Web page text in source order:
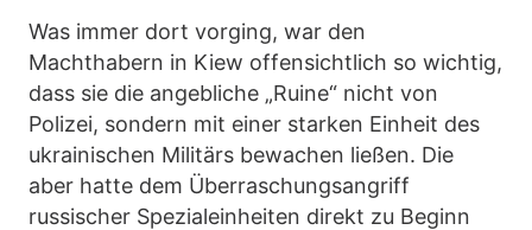
Was immer dort vorging, war den
Machthabern in Kiew offensichtlich so wichtig,
dass sie die angebliche „Ruine“ nicht von
Polizei, sondern mit einer starken Einheit des
ukrainischen Militärs bewachen ließen. Die
aber hatte dem Überraschungsangriff
russischer Spezialeinheiten direkt zu Beginn